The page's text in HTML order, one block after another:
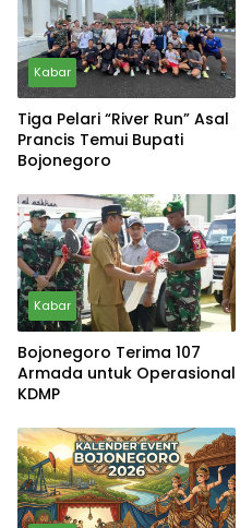
Kabar
Tiga Pelari “River Run” Asal
Prancis Temui Bupati
Bojonegoro
Kabar
Bojonegoro Terima 107
Armada untuk Operasional
KDMP